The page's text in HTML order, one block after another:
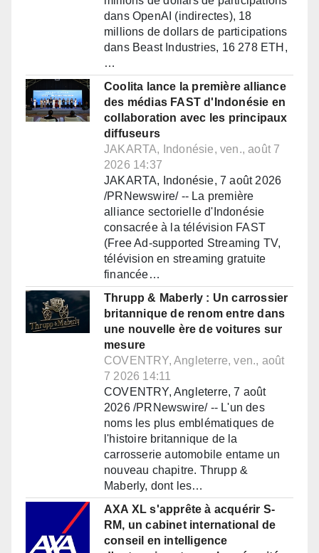
dans OpenAI (indirectes), 18
millions de dollars de participations
dans Beast Industries, 16 278 ETH,
…
Coolita lance la première alliance
des médias FAST d'Indonésie en
collaboration avec les principaux
diffuseurs
JAKARTA, Indonésie, ven., août 7
2026 14:37
JAKARTA, Indonésie, 7 août 2026
/PRNewswire/ -- La première
alliance sectorielle d'Indonésie
consacrée à la télévision FAST
(Free Ad-supported Streaming TV,
télévision en streaming gratuite
financée…
Thrupp & Maberly : Un carrossier
britannique de renom entre dans
une nouvelle ère de voitures sur
mesure
COVENTRY, Angleterre, ven., août
7 2026 14:11
COVENTRY, Angleterre, 7 août
2026 /PRNewswire/ -- L'un des
noms les plus emblématiques de
l'histoire britannique de la
carrosserie automobile entame un
nouveau chapitre. Thrupp &
Maberly, dont les…
AXA XL s'apprête à acquérir S-
RM, un cabinet international de
conseil en intelligence